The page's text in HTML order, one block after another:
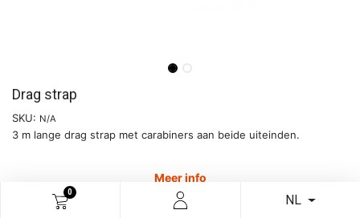
0
NL
Drag strap
SKU: N/A
3 m lange drag strap met carabiners aan beide uiteinden.
Meer info
16,74